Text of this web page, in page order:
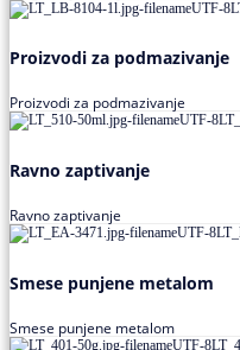
Proizvodi za podmazivanje
Proizvodi za podmazivanje
Ravno zaptivanje
Ravno zaptivanje
Smese punjene metalom
Smese punjene metalom